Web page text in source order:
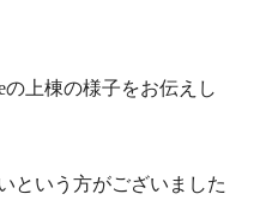
の上棟の様子をお伝えし
という方がございました